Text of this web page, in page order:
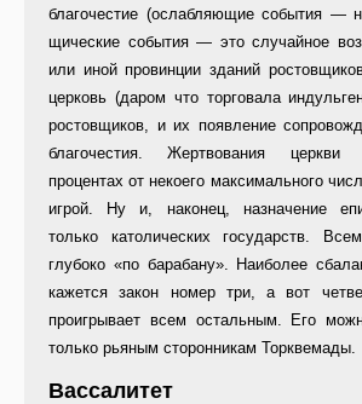
благочестие (ослабляю­щие события —
щические события — это случайное
или иной про­винции зданий
церковь (даром что тор­говала
ростовщиков, и их появление
благочестия. Жертвования
процентах от некоего максимально­го
игрой. Ну и, наконец, назначение
только католических госу­дарств.
глубоко «по барабану». Наиболее
кажется закон номер три, а вот
проигрывает всем остальным. Его
только рья­ным сторонникам Торквемады.
Вассалитет